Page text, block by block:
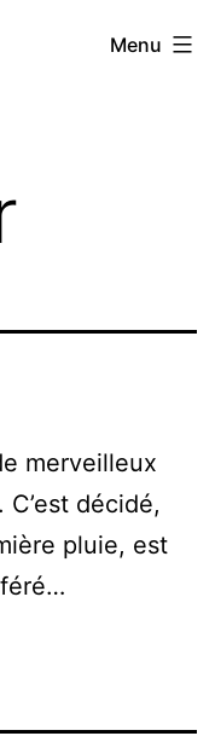
Menu
merveilleux
décidé,
pluie, est